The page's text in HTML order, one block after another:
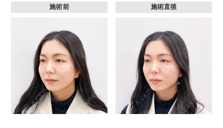
施術前 施術直後